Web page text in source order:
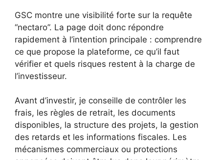
GSC montre une visibilité forte sur la requête
“nectaro”. La page doit donc répondre
rapidement à l’intention principale : comprendre
ce que propose la plateforme, ce qu’il faut
vérifier et quels risques restent à la charge de
l’investisseur.
Avant d’investir, je conseille de contrôler les
frais, les règles de retrait, les documents
disponibles, la structure des projets, la gestion
des retards et les informations fiscales. Les
mécanismes commerciaux ou protections